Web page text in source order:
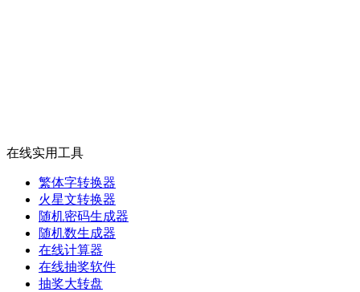
在线实用工具
繁体字转换器
火星文转换器
随机密码生成器
随机数生成器
在线计算器
在线抽奖软件
抽奖大转盘